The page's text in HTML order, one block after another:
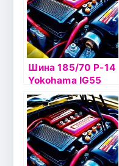
Шина 185/70 Р-14
Yokohama IG55
92Т б/к шип